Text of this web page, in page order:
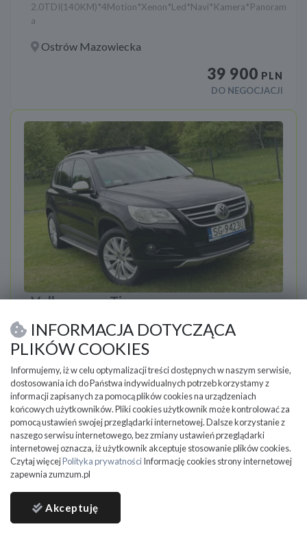
2.0TDI(140KM)*4Motion*Xenon*Led*Navi*Kamera*Panoram
a
Ostrów Mazowiecka
39 900 PLN
DO NEGOCJACJI
Volkswagen Tiguan
Volkswagen Tiguan 2.0 TDI DPF 4Motion Team
Sosnowiec, Polska
21 900
DO NEGOCJACJI
INFORMACJA DOTYCZĄCA
PLIKÓW COOKIES
Informujemy, iż w celu optymalizacji treści dostępnych w naszym serwisie,
dostosowania ich do Państwa indywidualnych potrzeb korzystamy z
informacji zapisanych za pomocą plików cookies na urządzeniach
końcowych użytkowników. Pliki cookies użytkownik może kontrolować za
pomocą ustawień swojej przeglądarki internetowej. Dalsze korzystanie z
naszego serwisu internetowego, bez zmiany ustawień przeglądarki
internetowej oznacza, iż użytkownik akceptuje stosowanie plików cookies.
Czytaj więcejPolityka prywatnościInformację cookies strony internetowej
zapewnia zumzum.pl
Akceptuję